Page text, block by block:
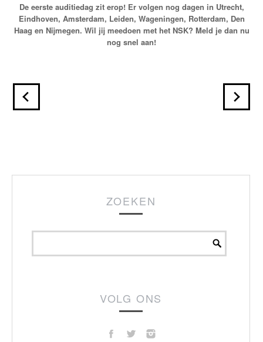
De eerste auditiedag zit erop! Er volgen nog dagen in Utrecht,
Eindhoven, Amsterdam, Leiden, Wageningen, Rotterdam, Den
Haag en Nijmegen. Wil jij meedoen met het NSK? Meld je dan nu
nog snel aan!
ZOEKEN
VOLG ONS